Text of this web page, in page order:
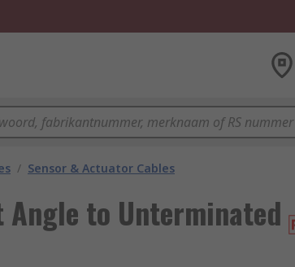
/ Sensor & Actuator Cables
Angle to Unterminated